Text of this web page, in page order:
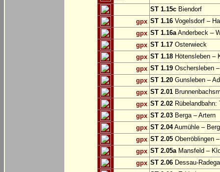
ST 1.15c Biendorf
gpx ST 1.16 Vogelsdorf –
gpx ST 1.16aAnderbeck –
gpx ST 1.17 Osterwieck
gpx ST 1.18 Hötensleben –
gpx ST 1.19 Oschersleben
gpx ST 1.20 Gunsleben –
gpx ST 2.01
gpx ST 2.02
gpx ST 2.03 Berga – Artern
gpx ST 2.04Aumühle –
gpx ST 2.05 Oberröblingen
gpx ST 2.05aMansfeld –
gpx ST 2.06 Dessau-